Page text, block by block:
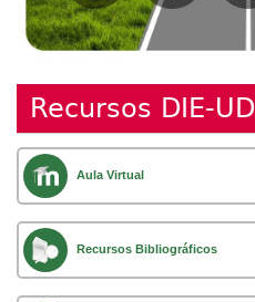
Recursos DIE-UD
Aula Virtual
Recursos Bibliográficos